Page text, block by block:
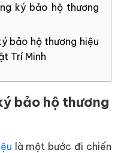
ký bảo hộ thương
bảo hộ thương hiệu
Trí Minh
bảo hộ thương
là một bước đi chiến